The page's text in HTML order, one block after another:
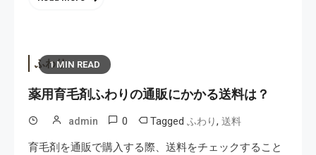
1 MIN READ
ふわり
薬用育毛剤ふわりの通販にかかる送料は？
admin 0 Tagged ふわり, 送料
育毛剤を通販で購入する際、送料をチェックすること